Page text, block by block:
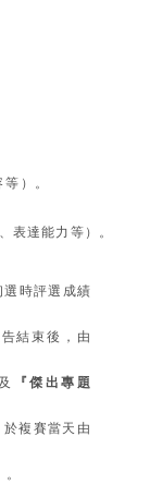
等 ） 。
表達能力等 ） 。
時評選成績
結束後，由
『傑出專題
於複賽當天由
。